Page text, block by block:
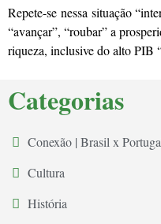
Repete-se nessa situação
“avançar”, “roubar” a
riqueza, inclusive do alto PIB
Categorias
Conexão | Brasil x
Cultura
História